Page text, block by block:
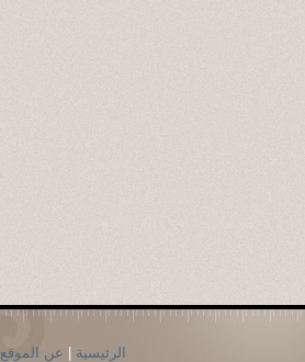
الرئيسية عن الموقع